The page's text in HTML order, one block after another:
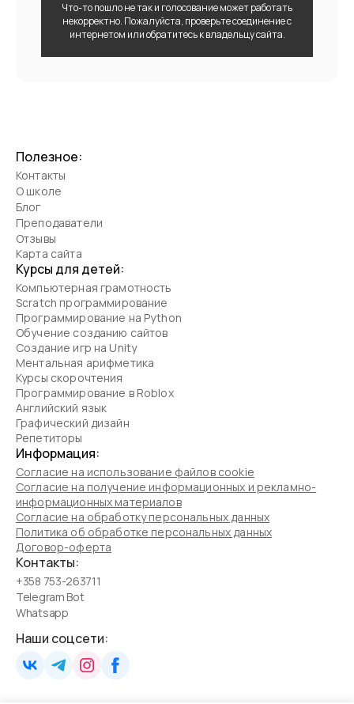
Что-то пошло не так и голосование может работать
некорректно. Пожалуйста, проверьте соединение с
интернетом или обратитесь к владельцу сайта.
Полезное:
Контакты
О школе
Блог
Преподаватели
Отзывы
Карта сайта
Курсы для детей:
Компьютерная грамотность
Scratch программирование
Программирование на Python
Обучение созданию сайтов
Создание игр на Unity
Ментальная арифметика
Курсы скорочтения
Программирование в Roblox
Английский язык
Графический дизайн
Репетиторы
Информация:
Согласие на использование файлов cookie
Согласие на получение информационных и рекламно-
информационных материалов
Согласие на обработку персональных данных
Политика об обработке персональных данных
Договор-оферта
Контакты:
+358 753-263711
Telegram Bot
Whatsapp
Наши соцсети: